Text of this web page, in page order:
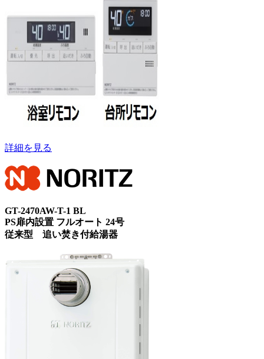
詳細を見る
GT-2470AW-T-1 BL
PS扉内設置 フルオート 24号
従来型 追い焚き付給湯器